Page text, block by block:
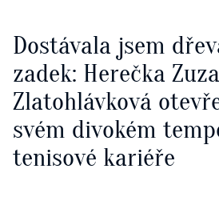
Dostávala jsem
zadek: Herečka
Zlatohlávková
svém divokém
tenisové kariéře